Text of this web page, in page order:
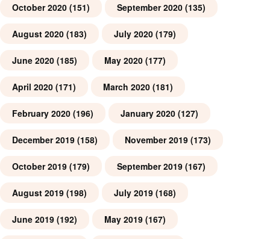
October 2020 (151) September 2020 (135)
August 2020 (183) July 2020 (179)
June 2020 (185) May 2020 (177)
April 2020 (171) March 2020 (181)
February 2020 (196) January 2020 (127)
December 2019 (158) November 2019 (173)
October 2019 (179) September 2019 (167)
August 2019 (198) July 2019 (168)
June 2019 (192) May 2019 (167)